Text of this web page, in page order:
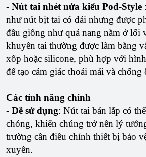
- Nút tai nhét nửa kiểu Pod-Style
như nút bịt tai có dải nhưng được
đầu giống như quả nang nằm ở lối
khuyên tai thường được làm bằng
xốp hoặc silicone, phù hợp với
để tạo cảm giác thoải mái và chống
Các tính năng chính
- Dễ sử dụng: Nút tai bán lắp có
chóng, khiến chúng trở nên lý
trường cần điều chỉnh thiết bị bảo
xuyên.